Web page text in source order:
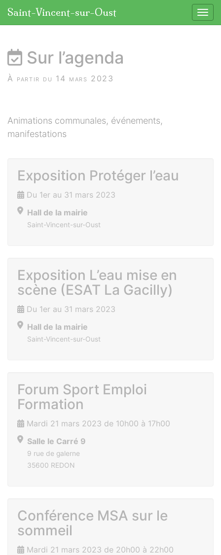
Saint-Vincent-sur-Oust
Sur l’agenda
À partir du 14 mars 2023
Animations communales, événements,
manifestations
Exposition Protéger l’eau
Du 1er au 31 mars 2023
Hall de la mairie
Saint-Vincent-sur-Oust
Exposition L’eau mise en
scène (ESAT La Gacilly)
Du 1er au 31 mars 2023
Hall de la mairie
Saint-Vincent-sur-Oust
Forum Sport Emploi
Formation
Mardi 21 mars 2023 de 10h00 à 17h00
Salle le Carré 9
9 rue de galerne
35600 REDON
Conférence MSA sur le
sommeil
Mardi 21 mars 2023 de 20h00 à 22h00
Panneau de gestion des cookies